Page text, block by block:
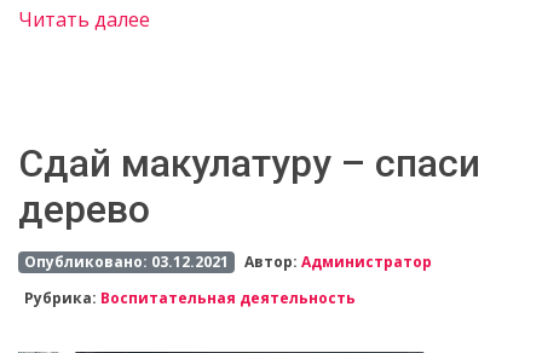
Читать далее
Сдай макулатуру – спаси
дерево
Опубликовано: 03.12.2021 Автор:Администратор
Рубрика: Воспитательная деятельность